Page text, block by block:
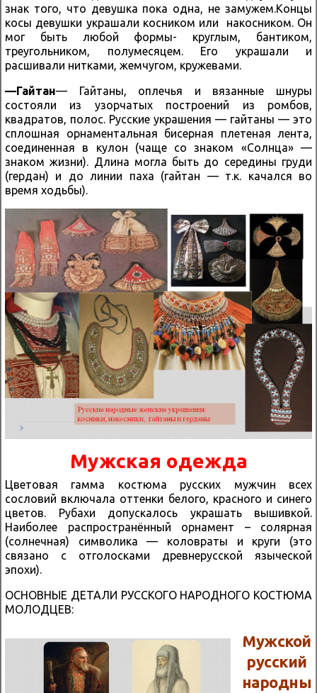
знак того, что девушка пока одна, не замужем.Концы
косы девушки украшали косником или накосником. Он
мог быть любой формы- круглым, бантиком,
треугольником, полумесяцем. Его украшали и
расшивали нитками, жемчугом, кружевами.
—Гайтан— Гайтаны, оплечья и вязанные шнуры
состояли из узорчатых построений из ромбов,
квадратов, полос. Русские украшения — гайтаны — это
сплошная орнаментальная бисерная плетеная лента,
соединенная в кулон (чаще со знаком «Солнца» —
знаком жизни). Длина могла быть до середины груди
(гердан) и до линии паха (гайтан — т.к. качался во
время ходьбы).
Мужская одежда
Цветовая гамма костюма русских мужчин всех
сословий включала оттенки белого, красного и синего
цветов. Рубахи допускалось украшать вышивкой.
Наиболее распространённый орнамент – солярная
(солнечная) символика — коловраты и круги (это
связано с отголосками древнерусской языческой
эпохи).
ОСНОВНЫЕ ДЕТАЛИ РУССКОГО НАРОДНОГО КОСТЮМА
МОЛОДЦЕВ:
Мужской
русский
народны